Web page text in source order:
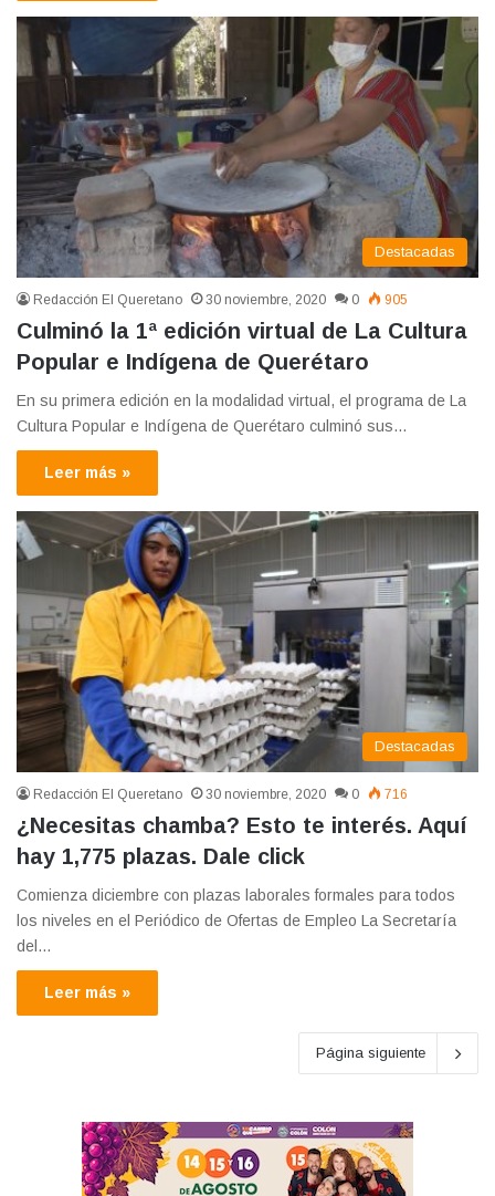
Destacadas
Redacción El Queretano 30 noviembre, 2020 0 905
Culminó la 1ª edición virtual de La Cultura
Popular e Indígena de Querétaro
En su primera edición en la modalidad virtual, el programa de La
Cultura Popular e Indígena de Querétaro culminó sus…
Leer más »
Destacadas
Redacción El Queretano 30 noviembre, 2020 0 716
¿Necesitas chamba? Esto te interés. Aquí
hay 1,775 plazas. Dale click
Comienza diciembre con plazas laborales formales para todos
los niveles en el Periódico de Ofertas de Empleo La Secretaría
del…
Leer más »
Página siguiente